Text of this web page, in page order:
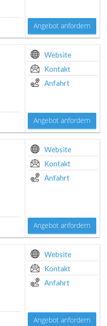
Angebot anfordern
Website
Kontakt
Anfahrt
Angebot anfordern
Website
Kontakt
Anfahrt
Angebot anfordern
Website
Kontakt
Anfahrt
Angebot anfordern